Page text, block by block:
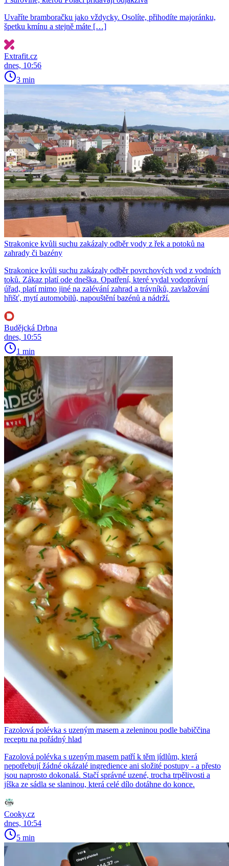
Uvaříte bramboračku jako vždycky. Osolíte, přihodíte majoránku,
špetku kmínu a stejně máte […]
Extrafit.cz
dnes, 10:56
3 min
Strakonice kvůli suchu zakázaly odběr vody z řek a potoků na
zahrady či bazény
Strakonice kvůli suchu zakázaly odběr povrchových vod z vodních
toků. Zákaz platí ode dneška. Opatření, které vydal vodoprávní
úřad, platí mimo jiné na zalévání zahrad a trávníků, zavlažování
hřišť, mytí automobilů, napouštění bazénů a nádrží.
Budějcká Drbna
dnes, 10:55
1 min
Fazolová polévka s uzeným masem a zeleninou podle babiččina
receptu na pořádný hlad
Fazolová polévka s uzeným masem patří k těm jídlům, která
nepotřebují žádné okázalé ingredience ani složité postupy - a přesto
jsou naprosto dokonalá. Stačí správné uzené, trocha trpělivosti a
jíška ze sádla se slaninou, která celé dílo dotáhne do konce.
Cooky.cz
dnes, 10:54
5 min